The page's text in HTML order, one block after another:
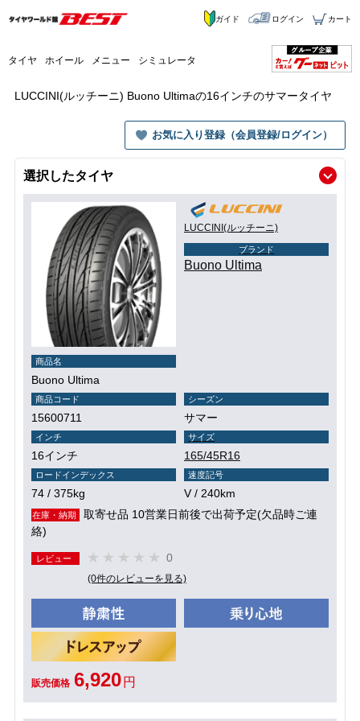
タイヤ ホイール メニュー シミュレータ
ガイド ログイン カート
LUCCINI(ルッチーニ) Buono Ultimaの16インチのサマータイヤ
お気に入り登録（会員登録/ログイン）
選択したタイヤ
LUCCINI(ルッチーニ)
ブランド
Buono Ultima
商品名
Buono Ultima
商品コード
15600711
シーズン
サマー
インチ
16インチ
サイズ
165/45R16
ロードインデックス
74 / 375kg
速度記号
V / 240km
在庫・納期
取寄せ品 10営業日前後で出荷予定(欠品時ご連
絡)
レビュー 0
(0件のレビューを見る)
販売価格 6,920 円